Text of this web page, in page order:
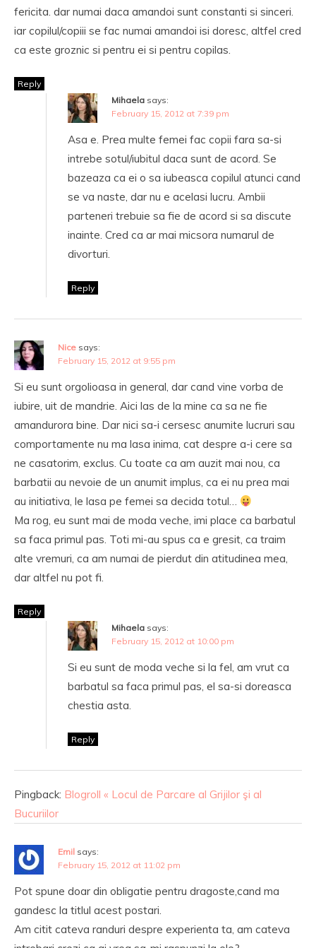
fericita. dar numai daca amandoi sunt constanti si sinceri.
iar copilul/copiii se fac numai amandoi isi doresc, altfel cred
ca este groznic si pentru ei si pentru copilas.
Reply
Mihaela says:
February 15, 2012 at 7:39 pm
Asa e. Prea multe femei fac copii fara sa-si
intrebe sotul/iubitul daca sunt de acord. Se
bazeaza ca ei o sa iubeasca copilul atunci cand
se va naste, dar nu e acelasi lucru. Ambii
parteneri trebuie sa fie de acord si sa discute
inainte. Cred ca ar mai micsora numarul de
divorturi.
Reply
Nice says:
February 15, 2012 at 9:55 pm
Si eu sunt orgolioasa in general, dar cand vine vorba de
iubire, uit de mandrie. Aici las de la mine ca sa ne fie
amandurora bine. Dar nici sa-i cersesc anumite lucruri sau
comportamente nu ma lasa inima, cat despre a-i cere sa
ne casatorim, exclus. Cu toate ca am auzit mai nou, ca
barbatii au nevoie de un anumit implus, ca ei nu prea mai
au initiativa, le lasa pe femei sa decida totul…
Ma rog, eu sunt mai de moda veche, imi place ca barbatul
sa faca primul pas. Toti mi-au spus ca e gresit, ca traim
alte vremuri, ca am numai de pierdut din atitudinea mea,
dar altfel nu pot fi.
Reply
Mihaela says:
February 15, 2012 at 10:00 pm
Si eu sunt de moda veche si la fel, am vrut ca
barbatul sa faca primul pas, el sa-si doreasca
chestia asta.
Reply
Pingback: Blogroll « Locul de Parcare al Grijilor şi al
Bucuriilor
Emil says:
February 15, 2012 at 11:02 pm
Pot spune doar din obligatie pentru dragoste,cand ma
gandesc la titlul acest postari.
Am citit cateva randuri despre experienta ta, am cateva